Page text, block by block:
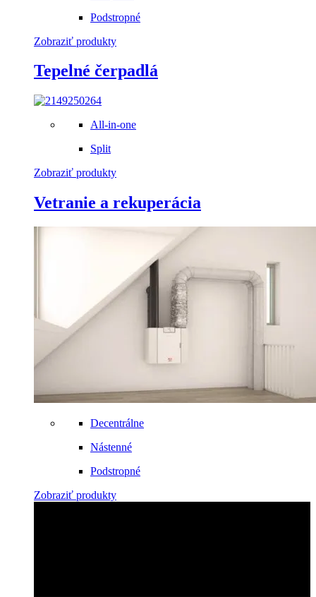
Podstropné
Zobraziť produkty
Tepelné čerpadlá
All-in-one
Split
Zobraziť produkty
Vetranie a rekuperácia
Decentrálne
Nástenné
Podstropné
Zobraziť produkty